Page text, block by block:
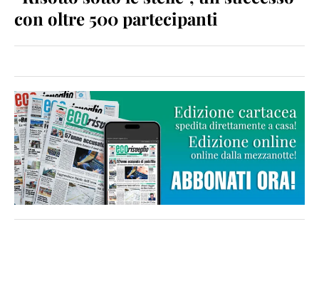
con oltre 500 partecipanti